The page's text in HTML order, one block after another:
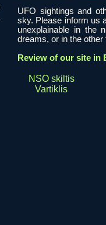
UFO sightings and
sky. Please inform us
unexplainable in the
dreams, or in the other
Review of our site in
NSO skiltis
Vartiklis